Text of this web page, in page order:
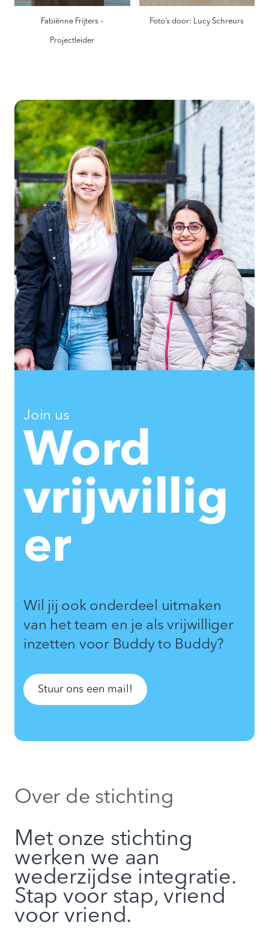
Fabiënne Frijters –
Projectleider
Foto’s door: Lucy Schreurs
Join us
Word
vrijwillig
er
Wil jij ook onderdeel uitmaken
van het team en je als vrijwilliger
inzetten voor Buddy to Buddy?
Stuur ons een mail!
Over de stichting
Met onze stichting
werken we aan
wederzijdse integratie.
Stap voor stap, vriend
voor vriend.